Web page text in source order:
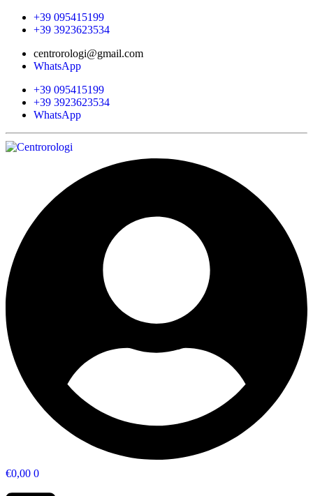
+39 095415199
+39 3923623534
centrorologi@gmail.com
WhatsApp
+39 095415199
+39 3923623534
WhatsApp
€0,00 0